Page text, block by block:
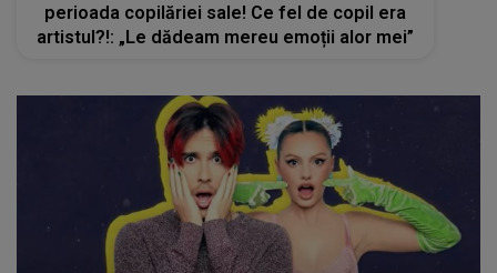
perioada copilăriei sale! Ce fel de copil era
artistul?!: „Le dădeam mereu emoții alor mei”